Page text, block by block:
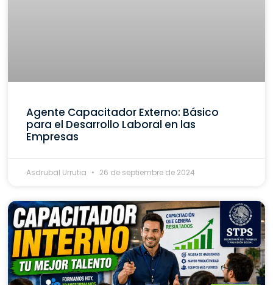
Agente Capacitador Externo: Básico
para el Desarrollo Laboral en las
Empresas
Asdrubal Urrutia 26 de septiembre de 2024